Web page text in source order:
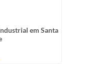
em Santa